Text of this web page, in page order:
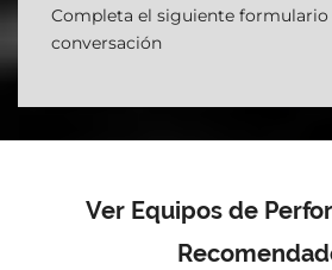
Completa el siguiente formulario
conversación
Ver Equipos de